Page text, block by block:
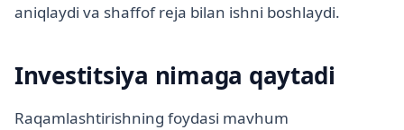
aniqlaydi va shaffof reja bilan ishni boshlaydi.
Investitsiya nimaga qaytadi
Raqamlashtirishning foydasi mavhum